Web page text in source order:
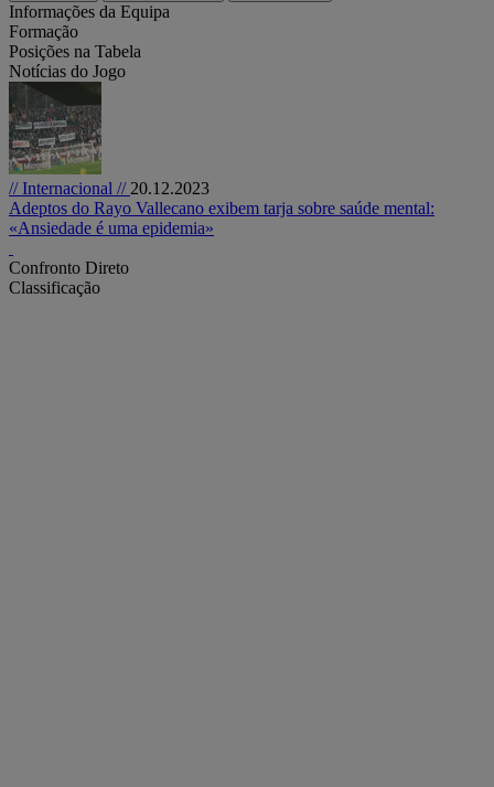
Informações da Equipa
Formação
Posições na Tabela
Notícias do Jogo
// Internacional // 20.12.2023
Adeptos do Rayo Vallecano exibem tarja sobre saúde mental:
«Ansiedade é uma epidemia»
Confronto Direto
Classificação